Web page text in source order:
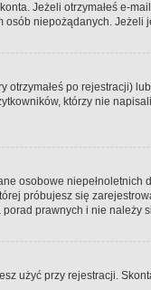
Jeżeli otrzymałeś e-
osób niepożądanych. Jeżeli
po rejestracji)
którzy nie
osobowe
próbujesz się
prawnych i nie należy
użyć przy rejestracji.